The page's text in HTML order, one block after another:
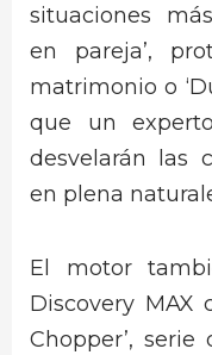
situaciones
en pareja’,
matrimonio o
que un
desvelarán las
en plena
El motor
Discovery MAX
Chopper’,